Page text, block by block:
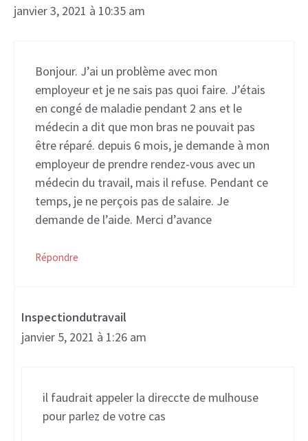
janvier 3, 2021 à 10:35 am
Bonjour. J’ai un problème avec mon
employeur et je ne sais pas quoi faire. J’étais
en congé de maladie pendant 2 ans et le
médecin a dit que mon bras ne pouvait pas
être réparé. depuis 6 mois, je demande à mon
employeur de prendre rendez-vous avec un
médecin du travail, mais il refuse. Pendant ce
temps, je ne perçois pas de salaire. Je
demande de l’aide. Merci d’avance
Répondre
Inspectiondutravail
janvier 5, 2021 à 1:26 am
il faudrait appeler la direccte de mulhouse
pour parlez de votre cas